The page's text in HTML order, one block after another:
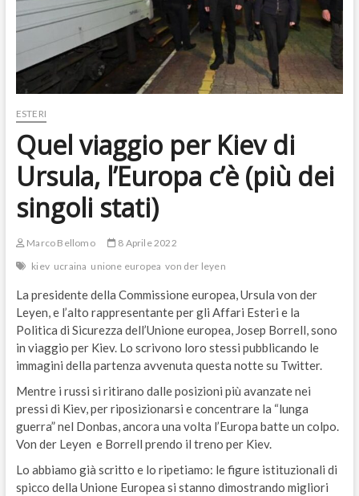
ESTERI
Quel viaggio per Kiev di
Ursula, l’Europa c’è (più dei
singoli stati)
Marco Bellomo
8 Aprile 2022
kiev ucraina unione europea von der leyen
La presidente della Commissione europea, Ursula von der
Leyen, e l’alto rappresentante per gli Affari Esteri e la
Politica di Sicurezza dell’Unione europea, Josep Borrell, sono
in viaggio per Kiev. Lo scrivono loro stessi pubblicando le
immagini della partenza avvenuta questa notte su Twitter.
Mentre i russi si ritirano dalle posizioni più avanzate nei
pressi di Kiev, per riposizionarsi e concentrare la “lunga
guerra” nel Donbas, ancora una volta l’Europa batte un colpo.
Von der Leyen e Borrell prendo il treno per Kiev.
Lo abbiamo già scritto e lo ripetiamo: le figure istituzionali di
spicco della Unione Europea si stanno dimostrando migliori